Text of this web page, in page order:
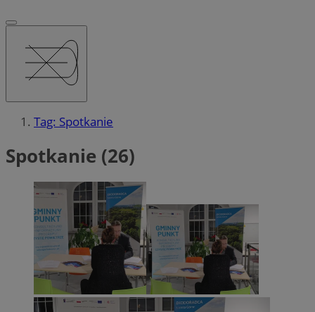
Tag: Spotkanie
Spotkanie (26)